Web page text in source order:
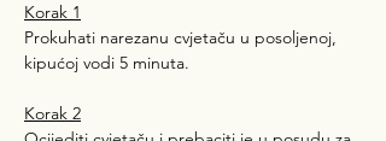
Korak 1
Prokuhati narezanu cvjetaču u posoljenoj,
kipućoj vodi 5 minuta.
Korak 2